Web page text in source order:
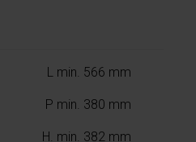
L min. 566 mm
P min. 380 mm
H. min. 382 mm